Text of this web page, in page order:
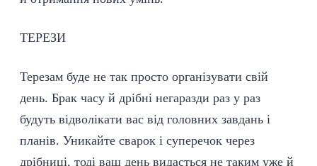
ТЕРЕЗИ
Терезам буде не так просто організувати свій
день. Брак часу й дрібні негаразди раз у раз
будуть відволікати вас від головних завдань і
планів. Уникайте сварок і суперечок через
дрібниці, тоді ваш день видасться не таким уже й